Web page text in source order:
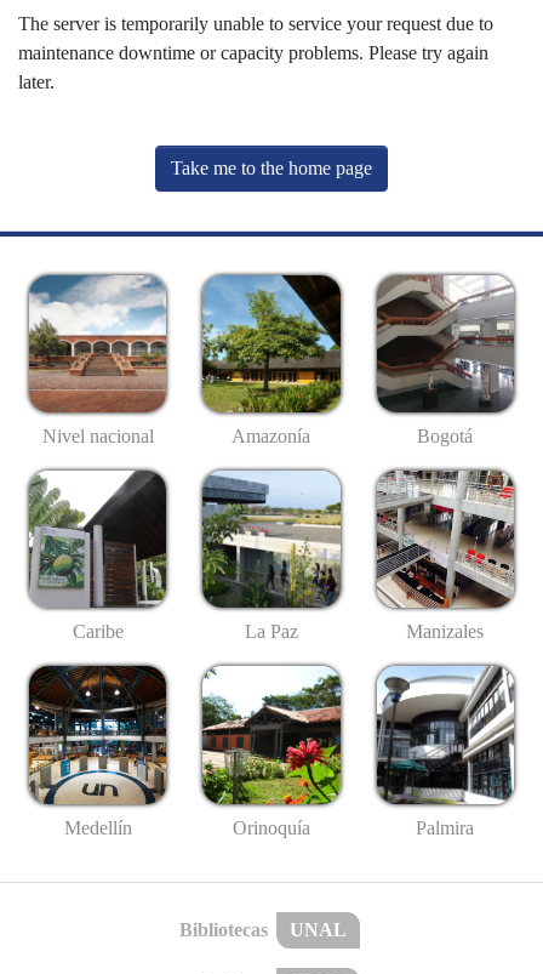
The server is temporarily unable to service your request due to
maintenance downtime or capacity problems. Please try again
later.
Take me to the home page
Nivel nacional Amazonía Bogotá
Caribe La Paz Manizales
Medellín Orinoquía Palmira
Bibliotecas UNAL